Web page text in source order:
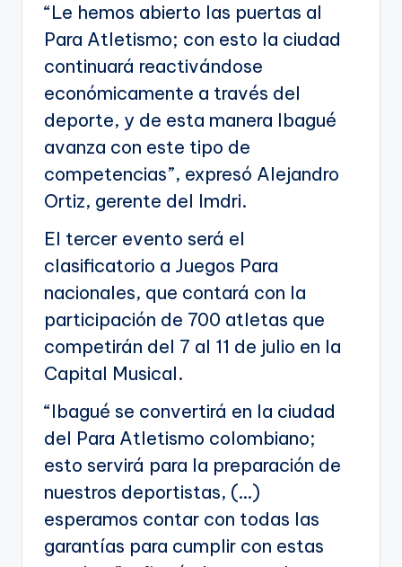
“Le hemos abierto las puertas al
Para Atletismo; con esto la ciudad
continuará reactivándose
económicamente a través del
deporte, y de esta manera Ibagué
avanza con este tipo de
competencias”, expresó Alejandro
Ortiz, gerente del Imdri.
El tercer evento será el
clasificatorio a Juegos Para
nacionales, que contará con la
participación de 700 atletas que
competirán del 7 al 11 de julio en la
Capital Musical.
“Ibagué se convertirá en la ciudad
del Para Atletismo colombiano;
esto servirá para la preparación de
nuestros deportistas, (…)
esperamos contar con todas las
garantías para cumplir con estas